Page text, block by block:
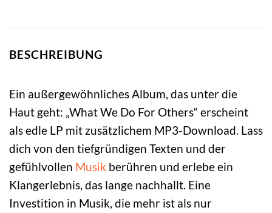
BESCHREIBUNG
Ein außergewöhnliches Album, das unter die
Haut geht: „What We Do For Others“ erscheint
als edle LP mit zusätzlichem MP3-Download. Lass
dich von den tiefgründigen Texten und der
gefühlvollen Musik berühren und erlebe ein
Klangerlebnis, das lange nachhallt. Eine
Investition in Musik, die mehr ist als nur